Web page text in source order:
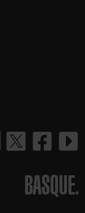
BASQUE.